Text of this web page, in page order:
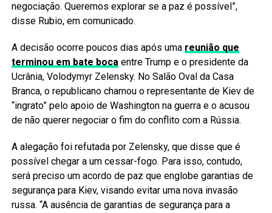
negociação. Queremos explorar se a paz é possível”,
disse Rubio, em comunicado.
A decisão ocorre poucos dias após uma reunião que
terminou em bate bocaentre Trump e o presidente da
Ucrânia, Volodymyr Zelensky. No Salão Oval da Casa
Branca, o republicano chamou o representante de Kiev de
“ingrato” pelo apoio de Washington na guerra e o acusou
de não querer negociar o fim do conflito com a Rússia.
A alegação foi refutada por Zelensky, que disse que é
possível chegar a um cessar-fogo. Para isso, contudo,
será preciso um acordo de paz que englobe garantias de
segurança para Kiev, visando evitar uma nova invasão
russa. “A ausência de garantias de segurança para a